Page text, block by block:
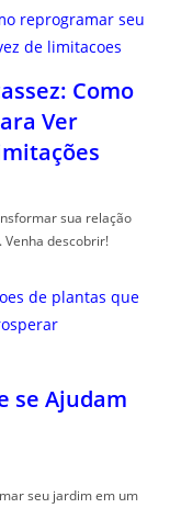
Como
Ver
sua relação
descobrir!
se Ajudam
seu jardim em um